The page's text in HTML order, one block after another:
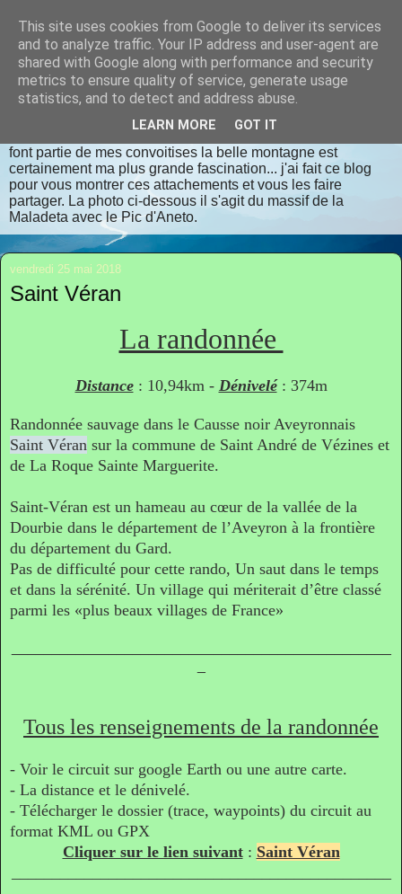
randomilpas
Je m'appelle Jean Pierre, je vis en Dordogne. J'aime la
randonnée, les lieux insolites, les contrées oubliées, les
endroits bien authentiques qui respectent dame nature avec
font partie de mes convoitises la belle montagne est
certainement ma plus grande fascination... j'ai fait ce blog
pour vous montrer ces attachements et vous les faire
partager. La photo ci-dessous il s'agit du massif de la
Maladeta avec le Pic d'Aneto.
vendredi 25 mai 2018
Saint Véran
La randonnée
Distance: 10,94km - Dénivelé: 374m
Randonnée sauvage dans le Causse noir Aveyronnais
Saint Véran sur la commune de Saint André de Vézines et
de La Roque Sainte Marguerite.
Saint-Véran est un hameau au cœur de la vallée de la
Dourbie dans le département de l’Aveyron à la frontière
du département du Gard.
Pas de difficulté pour cette rando, Un saut dans le temps
et dans la sérénité. Un village qui mériterait d’être classé
parmi les «plus beaux villages de France»
Tous les renseignements de la randonnée
- Voir le circuit sur google Earth ou une autre carte.
- La distance et le dénivelé.
- Télécharger le dossier (trace, waypoints) du circuit au
format KML ou GPX
Cliquer sur le lien suivant: Saint Véran
This site uses cookies from Google to deliver its services
and to analyze traffic. Your IP address and user-agent are
shared with Google along with performance and security
metrics to ensure quality of service, generate usage
statistics, and to detect and address abuse.
LEARN MORE GOT IT